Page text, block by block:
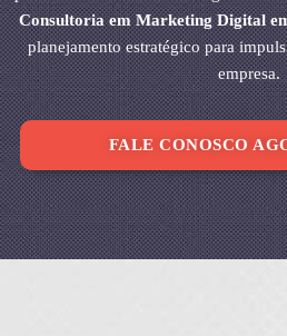
Consultoria em Marketing Digital
planejamento estratégico para
empresa.
FALE CONOSCO